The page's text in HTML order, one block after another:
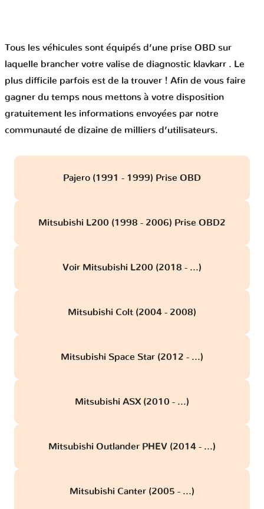
Tous les véhicules sont équipés d’une prise OBD sur
laquelle brancher votre valise de diagnostic klavkarr . Le
plus difficile parfois est de la trouver ! Afin de vous faire
gagner du temps nous mettons à votre disposition
gratuitement les informations envoyées par notre
communauté de dizaine de milliers d’utilisateurs.
Pajero (1991 - 1999) Prise OBD
Mitsubishi L200 (1998 - 2006) Prise OBD2
Voir Mitsubishi L200 (2018 - ...)
Mitsubishi Colt (2004 - 2008)
Mitsubishi Space Star (2012 - ...)
Mitsubishi ASX (2010 - ...)
Mitsubishi Outlander PHEV (2014 - ...)
Mitsubishi Canter (2005 - ...)